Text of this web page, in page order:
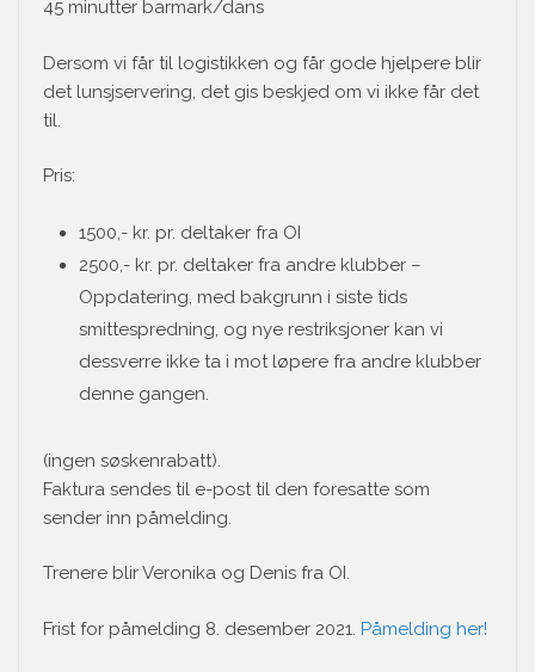
45 minutter barmark/dans
Dersom vi får til logistikken og får gode hjelpere blir
det lunsjservering, det gis beskjed om vi ikke får det
til.
Pris:
1500,- kr. pr. deltaker fra OI
2500,- kr. pr. deltaker fra andre klubber –
Oppdatering, med bakgrunn i siste tids
smittespredning, og nye restriksjoner kan vi
dessverre ikke ta i mot løpere fra andre klubber
denne gangen.
(ingen søskenrabatt).
Faktura sendes til e-post til den foresatte som
sender inn påmelding.
Trenere blir Veronika og Denis fra OI.
Frist for påmelding 8. desember 2021. Påmelding her!